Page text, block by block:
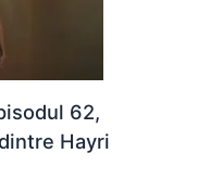
62,
Hayri